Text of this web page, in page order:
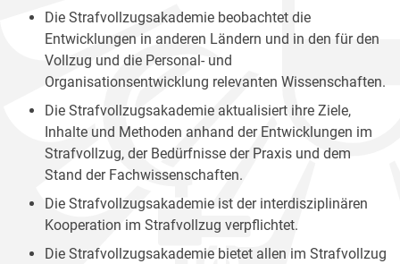
Die Strafvollzugsakademie beobachtet die
Entwicklungen in anderen Ländern und in den für den
Vollzug und die Personal- und
Organisationsentwicklung relevanten Wissenschaften.
Die Strafvollzugsakademie aktualisiert ihre Ziele,
Inhalte und Methoden anhand der Entwicklungen im
Strafvollzug, der Bedürfnisse der Praxis und dem
Stand der Fachwissenschaften.
Die Strafvollzugsakademie ist der interdisziplinären
Kooperation im Strafvollzug verpflichtet.
Die Strafvollzugsakademie bietet allen im Strafvollzug